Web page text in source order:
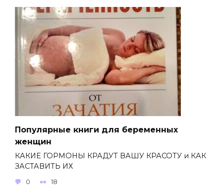
Популярные книги для беременных
женщин
КАКИЕ ГОРМОНЫ КРАДУТ ВАШУ КРАСОТУ и КАК
ЗАСТАВИТЬ ИХ
0 18